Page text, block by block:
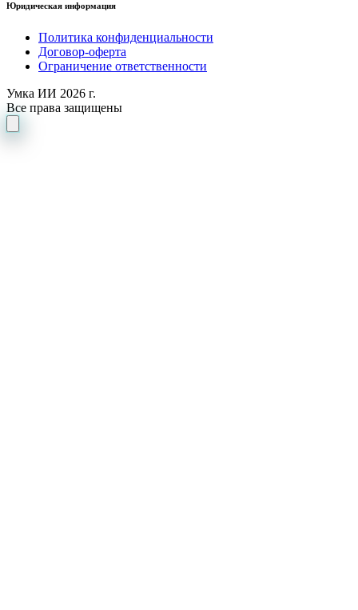
Юридическая информация
Политика конфиденциальности
Договор-оферта
Ограничение ответственности
Умка ИИ 2026 г.
Все права защищены